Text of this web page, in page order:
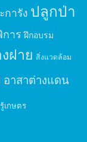
การัง ปลูกป่า
การ ฝึกอบรม
ฝาย สิ่งแวดล้อม
อาสาต่างแดน
เกษตร